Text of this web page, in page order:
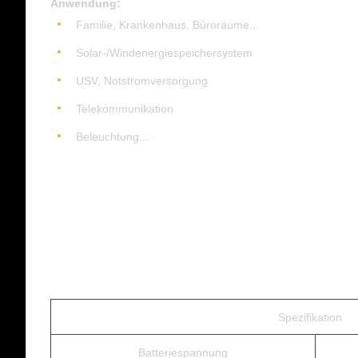
Anwendung:
Familie, Krankenhaus, Büroräume...
Solar-/Windenergiespeichersystem
USV, Notstromversorgung
Telekommunikation
Beleuchtung...
Spezifikation
Batteriespannung